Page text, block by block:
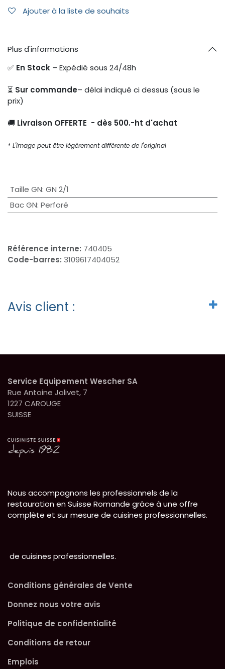
Ajouter à la liste de souhaits
Plus d'informations
✅ En Stock – Expédié sous 24/48h
⏳ Sur commande– délai indiqué ci dessus (sous le
prix)
🚚 Livraison OFFERTE - dès 500.-ht d'achat
* L'image peut être légèrement différente de l'original
Taille GN: GN 2/1
Bac GN: Perforé
Référence interne: 740405
Code-barres: 3109617404052
Avis client :
Service Equipement Wescher SA
Rue Antoine Jolivet, 7
1227 CAROUGE
SUISSE
Nous accompagnons les professionnels de la
restauration en Suisse Romande grâce à une offre
complète et sur mesure de cuisines professionnelles.
de cuisines professionnelles.
Conditions générales de Vente
Donnez nous votre avis
Politique de confidentialité
Conditions de retour
Emplois